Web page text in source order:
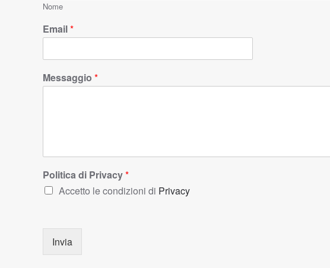
Nome
Email*
Messaggio *
Politica di Privacy*
Accetto le condizioni di Privacy
Invia